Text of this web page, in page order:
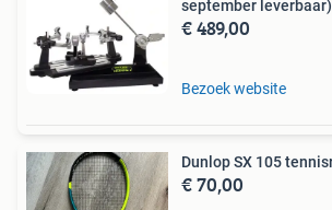
september leverbaar)
€ 489,00
Bezoek website
Dunlop SX 105
€ 70,00